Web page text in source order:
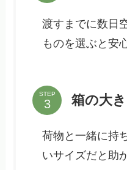
渡すまでに数日
ものを選ぶと安
STEP 箱の大
荷物と一緒に持
いサイズだと助